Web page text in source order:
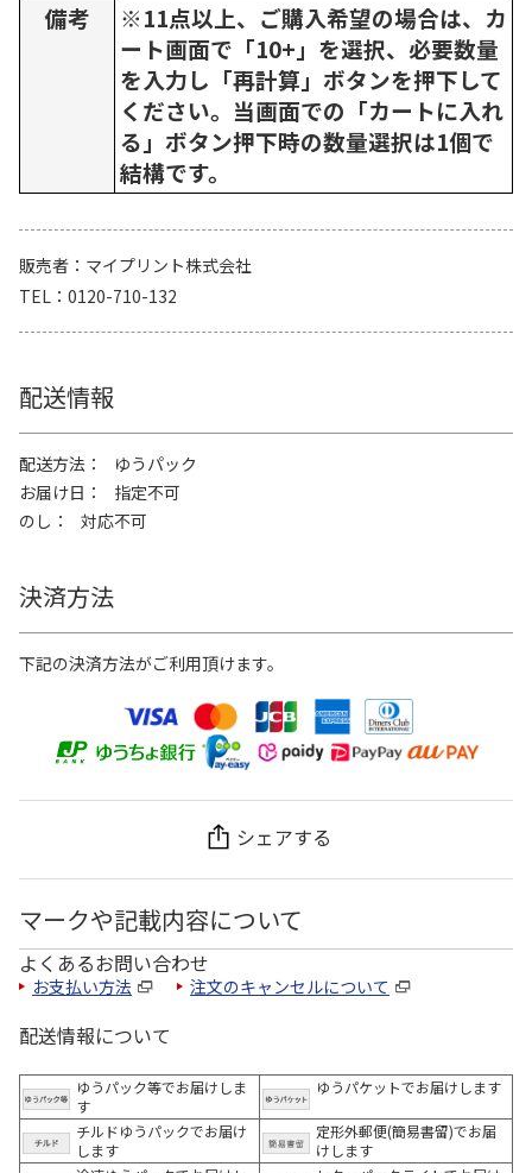
備考
※11点以上、ご購入希望の場合は、カ
ート画面で「10+」を選択、必要数量
を入力し「再計算」ボタンを押下して
ください。当画面での「カートに入れ
る」ボタン押下時の数量選択は1個で
結構です。
販売者
マイプリント株式会社
TEL
0120-710-132
配送情報
配送方法
ゆうパック
お届け日
指定不可
のし
対応不可
決済方法
下記の決済方法がご利用頂けます。
シェアする
マークや記載内容について
よくあるお問い合わせ
お支払い方法 注文のキャンセルについて
配送情報について
ゆうパック等でお届けしま
す
ゆうパケットでお届けします
チルドゆうパックでお届け
します
定形外郵便(簡易書留)でお届
けします